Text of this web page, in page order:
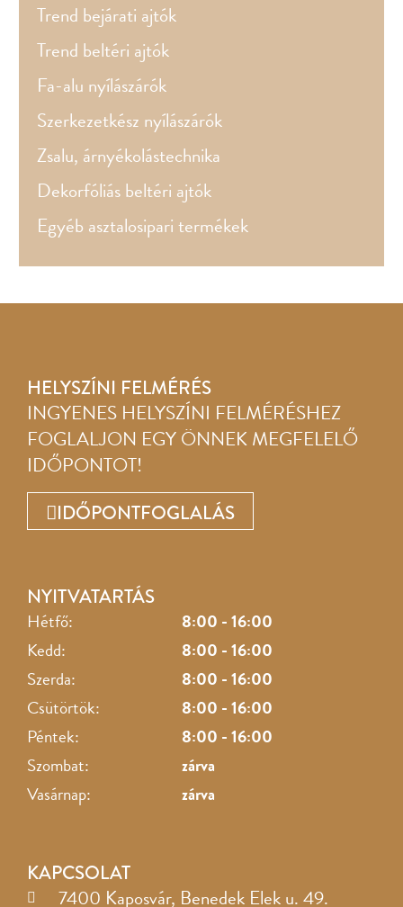
Trend bejárati ajtók
Trend beltéri ajtók
Fa-alu nyílászárók
Szerkezetkész nyílászárók
Zsalu, árnyékolástechnika
Dekorfóliás beltéri ajtók
Egyéb asztalosipari termékek
HELYSZÍNI FELMÉRÉS
INGYENES HELYSZÍNI FELMÉRÉSHEZ
FOGLALJON EGY ÖNNEK MEGFELELŐ
IDŐPONTOT!
IDŐPONTFOGLALÁS
NYITVATARTÁS
Hétfő:
8:00 - 16:00
Kedd:
8:00 - 16:00
Szerda:
8:00 - 16:00
Csütörtök:
8:00 - 16:00
Péntek:
8:00 - 16:00
Szombat:
zárva
Vasárnap:
zárva
KAPCSOLAT
7400 Kaposvár, Benedek Elek u. 49.